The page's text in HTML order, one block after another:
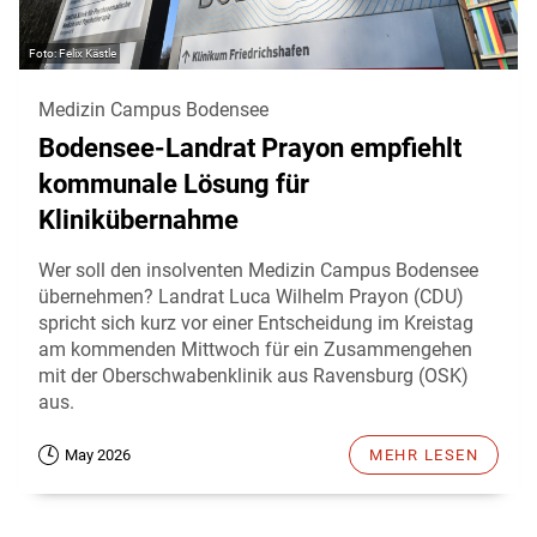
Felix Kästle
Medizin Campus Bodensee
Bodensee-Landrat Prayon empfiehlt
kommunale Lösung für
Klinikübernahme
Wer soll den insolventen Medizin Campus Bodensee
übernehmen? Landrat Luca Wilhelm Prayon (CDU)
spricht sich kurz vor einer Entscheidung im Kreistag
am kommenden Mittwoch für ein Zusammengehen
mit der Oberschwabenklinik aus Ravensburg (OSK)
aus.
May 2026 MEHR LESEN